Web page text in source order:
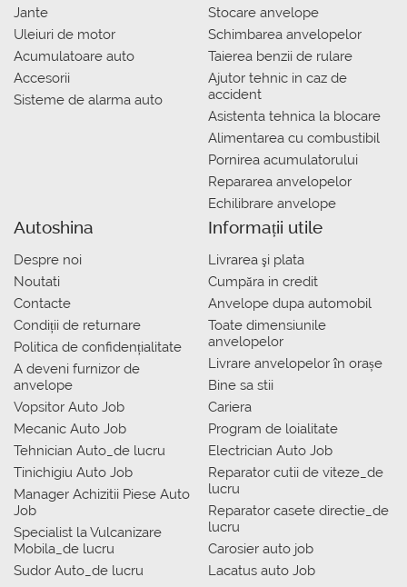
Jante
Uleiuri de motor
Acumulatoare auto
Accesorii
Sisteme de alarma auto
Stocare anvelope
Schimbarea anvelopelor
Taierea benzii de rulare
Ajutor tehnic in caz de
accident
Asistenta tehnica la blocare
Alimentarea cu combustibil
Pornirea acumulatorului
Repararea anvelopelor
Echilibrare anvelope
Autoshina
Despre noi
Noutati
Contacte
Condiții de returnare
Politica de confidențialitate
A deveni furnizor de
anvelope
Vopsitor Auto Job
Mecanic Auto Job
Tehnician Auto_de lucru
Tinichigiu Auto Job
Manager Achizitii Piese Auto
Job
Specialist la Vulcanizare
Mobila_de lucru
Sudor Auto_de lucru
Informații utile
Livrarea şi plata
Сumpăra in credit
Anvelope dupa automobil
Toate dimensiunile
anvelopelor
Livrare anvelopelor în orașe
Bine sa stii
Cariera
Program de loialitate
Electrician Auto Job
Reparator cutii de viteze_de
lucru
Reparator casete directie_de
lucru
Carosier auto job
Lacatus auto Job